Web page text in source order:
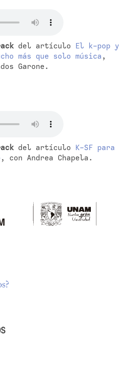
del artículo El k-pop y
más que solo música,
Garone.
del artículo K-SF para
, con Andrea Chapela.